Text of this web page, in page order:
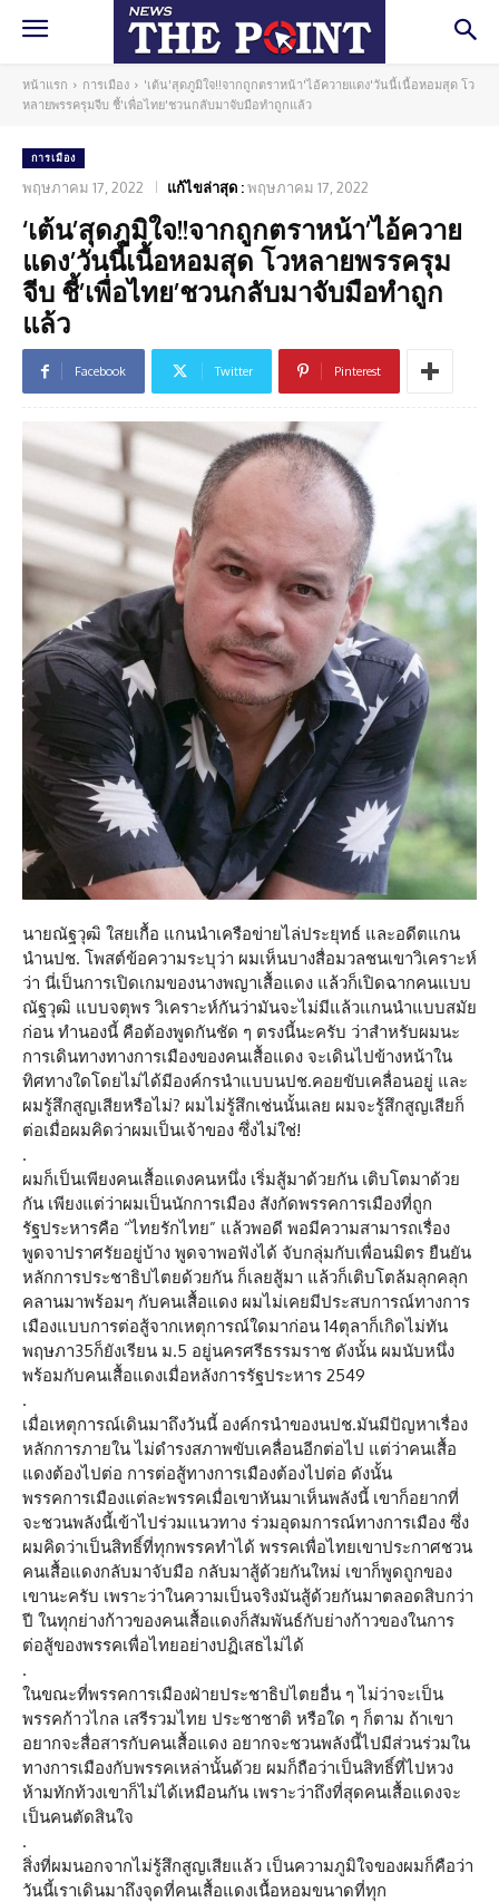
หน้าแรก การเมือง
'เต้น'สุดภูมิใจ!!จากถูกตราหน้า'ไอ้ควายแดง'วันนี้เนื้อหอมสุด โว
หลายพรรครุมจีบ ชี้'เพื่อไทย'ชวนกลับมาจับมือทำถูกแล้ว
การเมือง
พฤษภาคม 17, 2022 แก้ไขล่าสุด :พฤษภาคม 17, 2022
‘เต้น’สุดภูมิใจ!!จากถูกตราหน้า’ไอ้ควาย
แดง’วันนี้เนื้อหอมสุด โวหลายพรรครุม
จีบ ชี้’เพื่อไทย’ชวนกลับมาจับมือทำถูก
แล้ว
Facebook Twitter Pinterest
นายณัฐวุฒิ ใสยเกื้อ แกนนำเครือข่ายไล่ประยุทธ์ และอดีตแกน
นำนปช. โพสต์ข้อความระบุว่า ผมเห็นบางสื่อมวลชนเขาวิเคราะห์
ว่า นี่เป็นการเปิดเกมของนางพญาเสื้อแดง แล้วก็เปิดฉากคนแบบ
ณัฐวุฒิ แบบจตุพร วิเคราะห์กันว่ามันจะไม่มีแล้วแกนนำแบบสมัย
ก่อน ทำนองนี้ คือต้องพูดกันชัด ๆ ตรงนี้นะครับ ว่าสำหรับผมนะ
การเดินทางทางการเมืองของคนเสื้อแดง จะเดินไปข้างหน้าใน
ทิศทางใดโดยไม่ได้มีองค์กรนำแบบนปช.คอยขับเคลื่อนอยู่ และ
ผมรู้สึกสูญเสียหรือไม่? ผมไม่รู้สึกเช่นนั้นเลย ผมจะรู้สึกสูญเสียก็
ต่อเมื่อผมคิดว่าผมเป็นเจ้าของ ซึ่งไม่ใช่!
.
ผมก็เป็นเพียงคนเสื้อแดงคนหนึ่ง เริ่มสู้มาด้วยกัน เติบโตมาด้วย
กัน เพียงแต่ว่าผมเป็นนักการเมือง สังกัดพรรคการเมืองที่ถูก
รัฐประหารคือ “ไทยรักไทย” แล้วพอดี พอมีความสามารถเรื่อง
พูดจาปราศรัยอยู่บ้าง พูดจาพอฟังได้ จับกลุ่มกับเพื่อนมิตร ยืนยัน
หลักการประชาธิปไตยด้วยกัน ก็เลยสู้มา แล้วก็เติบโตล้มลุกคลุก
คลานมาพร้อมๆ กับคนเสื้อแดง ผมไม่เคยมีประสบการณ์ทางการ
เมืองแบบการต่อสู้จากเหตุการณ์ใดมาก่อน 14ตุลาก็เกิดไม่ทัน
พฤษภา35ก็ยังเรียน ม.5 อยู่นครศรีธรรมราช ดังนั้น ผมนับหนึ่ง
พร้อมกับคนเสื้อแดงเมื่อหลังการรัฐประหาร 2549
.
เมื่อเหตุการณ์เดินมาถึงวันนี้ องค์กรนำของนปช.มันมีปัญหาเรื่อง
หลักการภายใน ไม่ดำรงสภาพขับเคลื่อนอีกต่อไป แต่ว่าคนเสื้อ
แดงต้องไปต่อ การต่อสู้ทางการเมืองต้องไปต่อ ดังนั้น
พรรคการเมืองแต่ละพรรคเมื่อเขาหันมาเห็นพลังนี้ เขาก็อยากที่
จะชวนพลังนี้เข้าไปร่วมแนวทาง ร่วมอุดมการณ์ทางการเมือง ซึ่ง
ผมคิดว่าเป็นสิทธิ์ที่ทุกพรรคทำได้ พรรคเพื่อไทยเขาประกาศชวน
คนเสื้อแดงกลับมาจับมือ กลับมาสู้ด้วยกันใหม่ เขาก็พูดถูกของ
เขานะครับ เพราะว่าในความเป็นจริงมันสู้ด้วยกันมาตลอดสิบกว่า
ปี ในทุกย่างก้าวของคนเสื้อแดงก็สัมพันธ์กับย่างก้าวของในการ
ต่อสู้ของพรรคเพื่อไทยอย่างปฏิเสธไม่ได้
.
ในขณะที่พรรคการเมืองฝ่ายประชาธิปไตยอื่น ๆ ไม่ว่าจะเป็น
พรรคก้าวไกล เสรีรวมไทย ประชาชาติ หรือใด ๆ ก็ตาม ถ้าเขา
อยากจะสื่อสารกับคนเสื้อแดง อยากจะชวนพลังนี้ไปมีส่วนร่วมใน
ทางการเมืองกับพรรคเหล่านั้นด้วย ผมก็ถือว่าเป็นสิทธิ์ที่ไปหวง
ห้ามทักท้วงเขาก็ไม่ได้เหมือนกัน เพราะว่าถึงที่สุดคนเสื้อแดงจะ
เป็นคนตัดสินใจ
.
สิ่งที่ผมนอกจากไม่รู้สึกสูญเสียแล้ว เป็นความภูมิใจของผมก็คือว่า
วันนี้เราเดินมาถึงจุดที่คนเสื้อแดงเนื้อหอมขนาดที่ทุก